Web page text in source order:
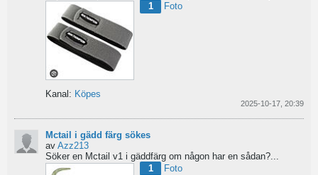
1
Foto
Kanal: Köpes
2025-10-17, 20:39
Mctail i gädd färg sökes
av Azz213
Söker en Mctail v1 i gäddfärg om någon har en sådan?...
1
Foto